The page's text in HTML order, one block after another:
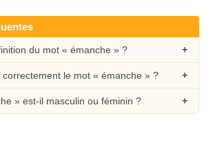
du mot « émanche » ?
le mot « émanche » ?
» est-il masculin ou féminin ?